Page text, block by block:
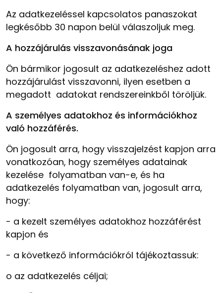
Az adatkezeléssel kapcsolatos panaszokat
legkésőbb 30 napon belül válaszoljuk meg.
A hozzájárulás visszavonásának joga
Ön bármikor jogosult az adatkezeléshez adott
hozzájárulást visszavonni, ilyen esetben a
megadott adatokat rendszereinkből töröljük.
A személyes adatokhoz és információkhoz
való hozzáférés.
Ön jogosult arra, hogy visszajelzést kapjon arra
vonatkozóan, hogy személyes adatainak
kezelése folyamatban van-e, és ha
adatkezelés folyamatban van, jogosult arra,
hogy:
- a kezelt személyes adatokhoz hozzáférést
kapjon és
- a következő információkról tájékoztassuk:
o az adatkezelés céljai;